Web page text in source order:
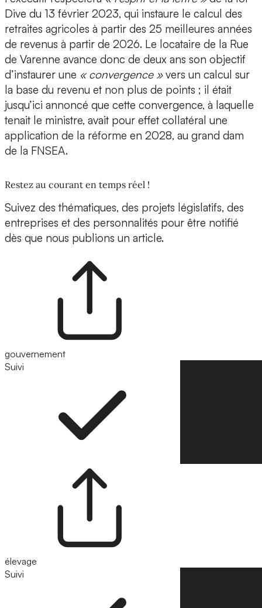
Dive du 13 février 2023, qui instaure le calcul des
retraites agricoles à partir des 25 meilleures années
de revenus à partir de 2026. Le locataire de la Rue
de Varenne avance donc de deux ans son objectif
d’instaurer une « convergence »vers un calcul sur
la base du revenu et non plus de points ; il était
jusqu’ici annoncé que cette convergence, à laquelle
tenait le ministre, avait pour effet collatéral une
application de la réforme en 2028, au grand dam
de la FNSEA.
Restez au courant en temps réel !
Suivez des thématiques, des projets législatifs, des
entreprises et des personnalités pour être notifié
dès que nous publions un article.
gouvernement
Suivi
élevage
Suivi